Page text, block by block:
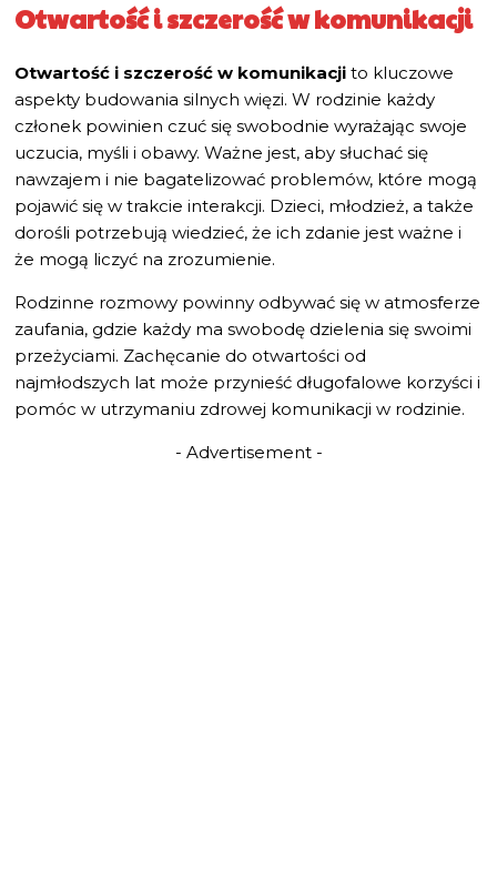
Otwartość i szczerość w komunikacji
Otwartość i szczerość w komunikacji to kluczowe
aspekty budowania silnych więzi. W rodzinie każdy
członek powinien czuć się swobodnie wyrażając swoje
uczucia, myśli i obawy. Ważne jest, aby słuchać się
nawzajem i nie bagatelizować problemów, które mogą
pojawić się w trakcie interakcji. Dzieci, młodzież, a także
dorośli potrzebują wiedzieć, że ich zdanie jest ważne i
że mogą liczyć na zrozumienie.
Rodzinne rozmowy powinny odbywać się w atmosferze
zaufania, gdzie każdy ma swobodę dzielenia się swoimi
przeżyciami. Zachęcanie do otwartości od
najmłodszych lat może przynieść długofalowe korzyści i
pomóc w utrzymaniu zdrowej komunikacji w rodzinie.
- Advertisement -